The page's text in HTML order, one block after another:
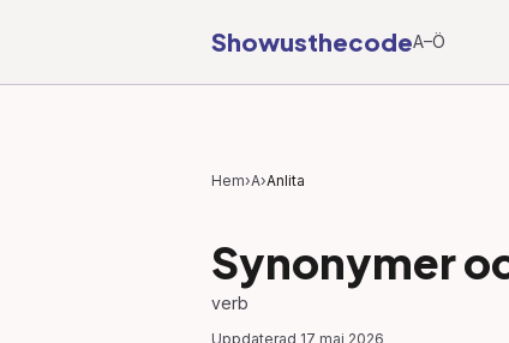
ShowusthecodeA–Ö
Hem›A›Anlita
Synonymer
verb
Uppdaterad 17 maj 2026